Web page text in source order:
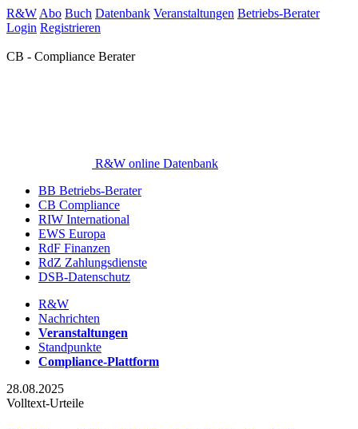
R&W Abo Buch Datenbank Veranstaltungen Betriebs-Berater
Login Registrieren
CB - Compliance Berater
R&W online Datenbank
BB Betriebs-Berater
CB Compliance
RIW International
EWS Europa
RdF Finanzen
RdZ Zahlungsdienste
DSB-Datenschutz
R&W
Nachrichten
Veranstaltungen
Standpunkte
Compliance-Plattform
28.08.2025
Volltext-Urteile